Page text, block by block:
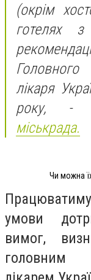
(окрім
готелях
лікаря
року, -
міськрада.
Чи можна
умови
вимог,
головним